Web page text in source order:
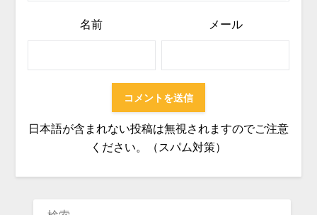
名前 メール
日本語が含まれない投稿は無視されますのでご注意
ください。（スパム対策）